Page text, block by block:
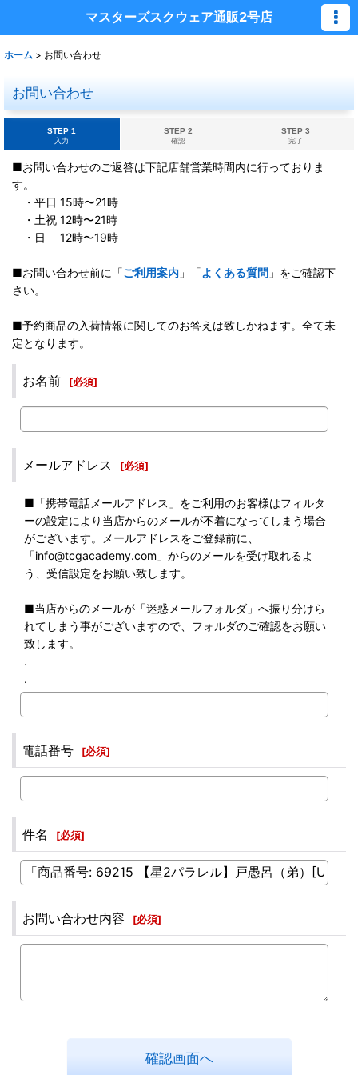
マスターズスクウェア通販2号店
ホーム > お問い合わせ
お問い合わせ
STEP 1
入力
STEP 2
確認
STEP 3
完了
■お問い合わせのご返答は下記店舗営業時間内に行っておりま
す。
・平日 15時〜21時
・土祝 12時〜21時
・日 12時〜19時
■お問い合わせ前に「ご利用案内 」「よくある質問 」をご確認下
さい。
■予約商品の入荷情報に関してのお答えは致しかねます。全て未
定となります。
お名前 [必須]
メールアドレス [必須]
■「携帯電話メールアドレス」をご利用のお客様はフィルタ
ーの設定により当店からのメールが不着になってしまう場合
がございます。メールアドレスをご登録前に、
「info@tcgacademy.com」からのメールを受け取れるよ
う、受信設定をお願い致します。
■当店からのメールが「迷惑メールフォルダ」へ振り分けら
れてしまう事がございますので、フォルダのご確認をお願い
致します。
.
.
電話番号 [必須]
件名 [必須]
お問い合わせ内容 [必須]
確認画面へ